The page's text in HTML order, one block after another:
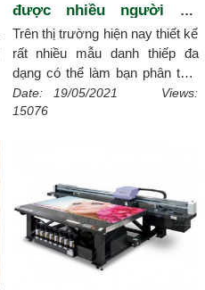
được nhiều người ưa
chuộng
Trên thị trường hiện nay thiết kế
rất nhiều mẫu danh thiếp đa
dạng có thể làm bạn phân tâm
khi lựa chọn, sẽ không sao
xmagic.vn giúp bạn liệt kê đại
Date: 19/05/2021 Views:
15076